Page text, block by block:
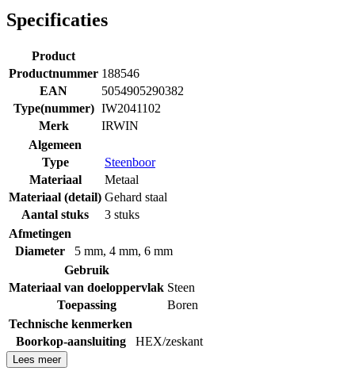
Specificaties
Product
Productnummer 188546
EAN
5054905290382
Type(nummer) IW2041102
Merk
IRWIN
Algemeen
Type
Steenboor
Materiaal
Metaal
Materiaal (detail) Gehard staal
Aantal stuks
3 stuks
Afmetingen
Diameter
5 mm, 4 mm, 6 mm
Gebruik
Materiaal van doeloppervlak Steen
Toepassing
Boren
Technische kenmerken
Boorkop-aansluiting
HEX/zeskant
Lees meer